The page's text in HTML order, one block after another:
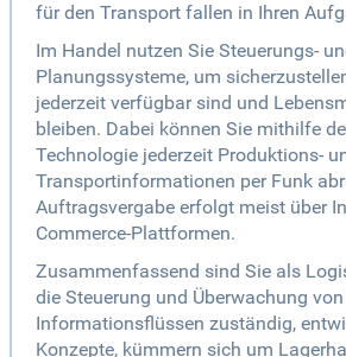
für den Transport fallen in Ihren
Im Handel nutzen Sie Steuerungs-
Planungssysteme, um
jederzeit verfügbar sind und
bleiben. Dabei können Sie mithilfe
Technologie jederzeit Produktions-
Transportinformationen per Funk
Auftragsvergabe erfolgt meist über
Commerce-Plattformen.
Zusammenfassend sind Sie als
die Steuerung und Überwachung
Informationsflüssen zuständig,
Konzepte, kümmern sich um